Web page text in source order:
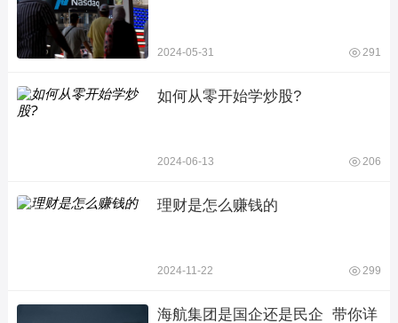
2024-05-31 291
如何从零开始学炒股?
2024-06-13 206
理财是怎么赚钱的
2024-11-22 299
海航集团是国企还是民企  带你详